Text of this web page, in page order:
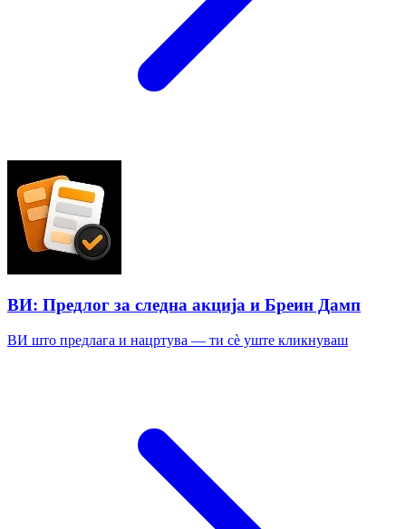
ВИ: Предлог за следна акција и Бреин Дамп
ВИ што предлага и нацртува — ти сè уште кликнуваш